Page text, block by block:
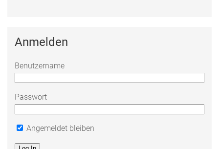
Anmelden
Benutzername
Passwort
Angemeldet bleiben